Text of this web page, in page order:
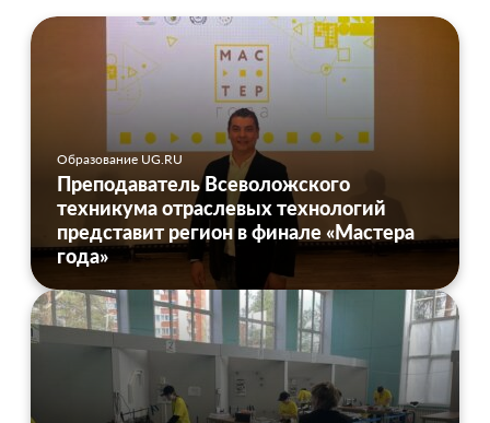
Образование UG.RU
Преподаватель Всеволожского
техникума отраслевых технологий
представит регион в финале «Мастера
года»